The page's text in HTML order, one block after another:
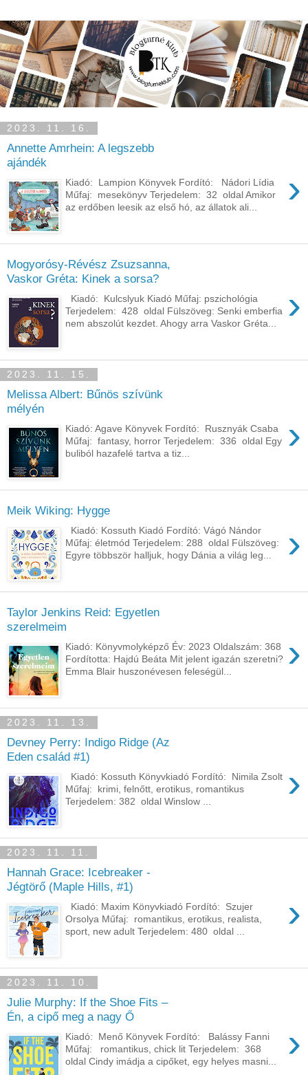
2023. 11. 16.
Annette Amrhein: A ​legszebb
ajándék
›
Kiadó: Lampion Könyvek Fordító: Nádori Lídia
Műfaj: mesekönyv Terjedelem: 32 oldal Amikor
az erdőben leesik az első hó, az állatok ali...
Mogyorósy-Révész Zsuzsanna,
Vaskor Gréta: Kinek a sorsa?
›
Kiadó: Kulcslyuk Kiadó Műfaj: pszichológia
Terjedelem: 428 oldal Fülszöveg: Senki emberfia
nem abszolút kezdet. Ahogy arra Vaskor Gréta...
2023. 11. 15.
Melissa Albert: Bűnös szívünk
mélyén
›
Kiadó: Agave Könyvek Fordító: Rusznyák Csaba
Műfaj: fantasy, horror Terjedelem: 336 oldal Egy
​buliból hazafelé tartva a tiz...
Meik Wiking: Hygge
›
Kiadó: Kossuth Kiadó Fordító: Vágó Nándor
Műfaj: életmód Terjedelem: 288 oldal Fülszöveg:
Egyre ​többször halljuk, hogy Dánia a világ leg...
Taylor Jenkins Reid: Egyetlen ​
szerelmeim
›
Kiadó: Könyvmolyképző Év: 2023 Oldalszám: 368
Fordította: Hajdú Beáta Mit ​jelent igazán szeretni?
Emma Blair huszonévesen feleségül...
2023. 11. 13.
Devney Perry: Indigo Ridge (Az
Eden család #1)
›
Kiadó: Kossuth Könyvkiadó Fordító: Nimila Zsolt
Műfaj: krimi, felnőtt, erotikus, romantikus
Terjedelem: 382 oldal Winslow ...
2023. 11. 11.
Hannah Grace: Icebreaker -
Jégtörő (Maple Hills, #1)
›
Kiadó: Maxim Könyvkiadó Fordító: Szujer
Orsolya Műfaj: romantikus, erotikus, realista,
sport, new adult Terjedelem: 480 oldal ...
2023. 11. 10.
Julie Murphy: If ​the Shoe Fits –
Én, a cipő meg a nagy Ő
›
Kiadó: Menő Könyvek Fordító: Balássy Fanni
Műfaj: romantikus, chick lit Terjedelem: 368
oldal Cindy imádja a cipőket, egy helyes masni...